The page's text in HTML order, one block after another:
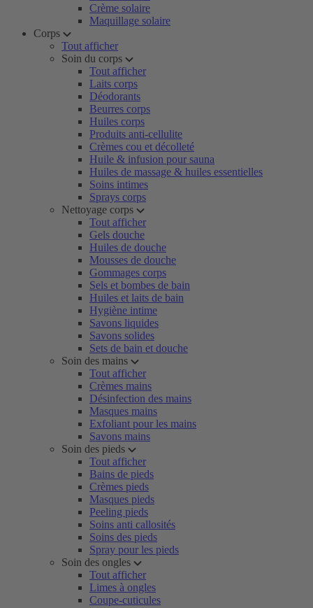
Crème solaire
Maquillage solaire
Corps
Tout afficher
Soin du corps
Tout afficher
Laits corps
Déodorants
Beurres corps
Huiles corps
Produits anti-cellulite
Crèmes cou et décolleté
Huile & infusion pour sauna
Huiles de massage & huiles essentielles
Soins intimes
Sprays corps
Nettoyage corps
Tout afficher
Gels douche
Huiles de douche
Mousses de douche
Gommages corps
Sels et bombes de bain
Huiles et laits de bain
Hygiène intime
Savons liquides
Savons solides
Sets de bain et douche
Soin des mains
Tout afficher
Crèmes mains
Désinfection des mains
Masques mains
Exfoliant pour les mains
Savons mains
Soin des pieds
Tout afficher
Bains de pieds
Crèmes pieds
Masques pieds
Peeling pieds
Soins anti callosités
Soins des pieds
Spray pour les pieds
Soin des ongles
Tout afficher
Limes à ongles
Coupe-cuticules